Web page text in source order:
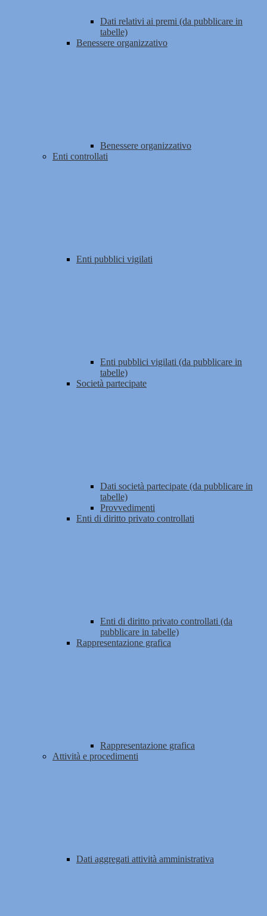
Dati relativi ai premi (da pubblicare in
tabelle)
Benessere organizzativo
Benessere organizzativo
Enti controllati
Enti pubblici vigilati
Enti pubblici vigilati (da pubblicare in
tabelle)
Società partecipate
Dati società partecipate (da pubblicare in
tabelle)
Provvedimenti
Enti di diritto privato controllati
Enti di diritto privato controllati (da
pubblicare in tabelle)
Rappresentazione grafica
Rappresentazione grafica
Attività e procedimenti
Dati aggregati attività amministrativa